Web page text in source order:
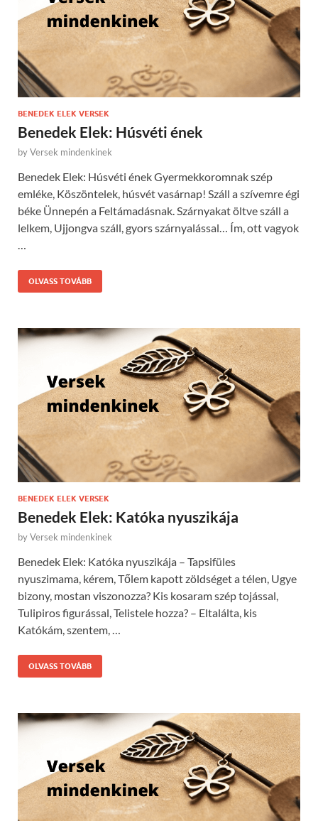
BENEDEK ELEK VERSEK
Benedek Elek: Húsvéti ének
byVersek mindenkinek
Benedek Elek: Húsvéti ének Gyermekkoromnak szép
emléke, Köszöntelek, húsvét vasárnap! Száll a szívemre égi
béke Ünnepén a Feltámadásnak. Szárnyakat öltve száll a
lelkem, Ujjongva száll, gyors szárnyalással… Ím, ott vagyok
…
OLVASS TOVÁBB
BENEDEK ELEK VERSEK
Benedek Elek: Katóka nyuszikája
byVersek mindenkinek
Benedek Elek: Katóka nyuszikája – Tapsifüles
nyuszimama, kérem, Tőlem kapott zöldséget a télen, Ugye
bizony, mostan viszonozza? Kis kosaram szép tojással,
Tulipiros figurással, Telistele hozza? – Eltalálta, kis
Katókám, szentem, …
OLVASS TOVÁBB